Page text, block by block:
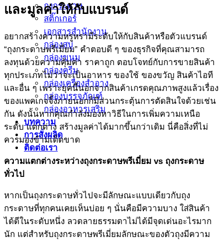
ถุงกระดาษ
สติ๊กเกอร์
เอกสารสำนักงาน
กล่องสบู่
กล่องขนม
กล่องครีม
กล่องเครื่องสำอาง
กล่องบรรจุภัณฑ์
กล่องอาหารเสริม
บทความ
การสั่งผลิด
ติดต่อเรา
และมูลค่าให้กับแบรนด์
อยากสร้างความหรูหรามีระดับให้กับสินค้าหรือตัวแบรนด์
“ถุงกระดาษพรีเมี่ยม” คำตอบดี ๆ ของธุรกิจที่คุณสามารถ
ลงทุนด้วยความคุ้มค่า ราคาถูก ตอบโจทย์กับการขายสินค้า
ทุกประเภทไม่ว่าจะเป็นอาหาร ของใช้ ของขวัญ สินค้าไอที
และอื่น ๆ เพราะยุคนี้นอกจากสินค้าเกรดคุณภาพสูงแล้วเรื่อง
ของแพคเกจจิ้งภายนอกก็มีส่วนกระตุ้นการตัดสินใจด้วยเช่น
กัน ดังนั้นหากคุณกำลังมองหาวิธีในการเพิ่มความเหนือ
ระดับ แตกต่าง สร้างมูลค่าได้มากขึ้นกว่าเดิม นี่คือสิ่งที่ไม่
ควรมองข้ามเด็ดขาด
ความแตกต่างระหว่างถุงกระดาษพรีเมี่ยม vs ถุงกระดาษ
ทั่วไป
หากเป็นถุงกระดาษทั่วไปจะมีลักษณะแบบเดียวกับถุง
กระดาษที่ทุกคนเคยเห็นบ่อย ๆ นั่นคือมีความบาง ใส่สินค้า
ได้ดีในระดับหนึ่ง ลวดลายธรรมดาไม่ได้มีจุดเด่นอะไรมาก
นัก แต่สำหรับถุงกระดาษพรีเมี่ยมลักษณะของตัวถุงมีความ